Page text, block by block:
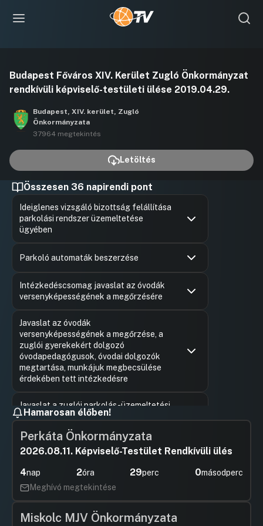
lejátszása
Budapest Főváros XIV. Kerület Zugló Önkormányzat
rendkívüli képviselő-testületi ülése 2019.04.29.
Budapest, XIV. kerület, Zugló
Önkormányzata
37964 megtekintés
Letöltés
Összesen 36 napirendi pont
Ideiglenes vizsgáló bizottság felállítása
parkolási rendszer üzemeltetése
ügyében
Parkoló automaták beszerzése
Intézkedéscsomag javaslat az óvodák
versenyképességének a megőrzésére
Javaslat az óvodák
versenyképességének a megőrzése, a
zuglói gyerekekért dolgozó
óvodapedagógusok, óvodai dolgozók
megtartása, munkájuk megbecsülése
érdekében tett intézkedésre
Javaslat a zuglói parkolás-üzemeltetési
feladatok ellátására
UGRÁS A NAPIREND ELEJÉRE
Az egészségügyi alapellátási
körzetekről szóló rendelet módosítása
HozzászólásokUgrás a napirendi pontra
önkormányzati rendelet megalkotására
Hamarosan élőben!
Perkáta Önkormányzata
2026.08.11. Képviselő-Testület Rendkívüli ülés
4nap 2óra 29perc 0másodperc
Meghívó megtekintése
Miskolc MJV Önkormányzata